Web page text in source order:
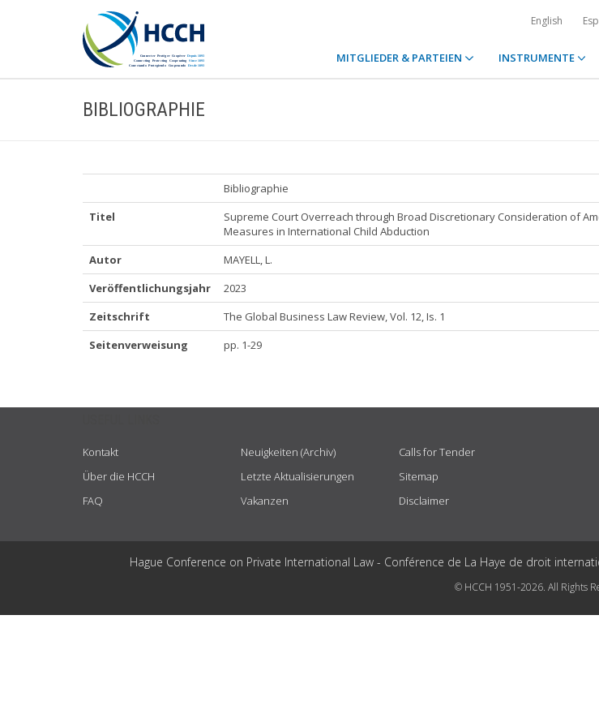
English
MITGLIEDER & PARTEIEN INSTRUMENTE
BIBLIOGRAPHIE
Bibliographie
Titel
Supreme Court Overreach through Broad Discretionary Consideration of
Measures in International Child Abduction
Autor
MAYELL, L.
Veröffentlichungsjahr
2023
Zeitschrift
The Global Business Law Review, Vol. 12, Is. 1
Seitenverweisung
pp. 1-29
Kontakt
Über die HCCH
FAQ
Neuigkeiten (Archiv)
Letzte Aktualisierungen
Vakanzen
Calls for Tender
Sitemap
Disclaimer
Hague Conference on Private International Law - Conférence de La Haye de droit
© HCCH 1951-2026. All Rights